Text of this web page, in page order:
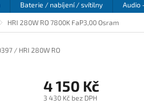
Baterie / nabíjení / svítilny Audio
HRI 280W RO 7800K FaP3,00 Osram
/ HRI 280W RO
4 150 Kč
3 430 Kč bez DPH